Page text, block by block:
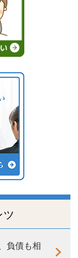
ツ
負債も相